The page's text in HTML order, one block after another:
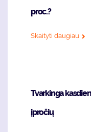
proc.?
Skaityti daugiau
Tvarkinga
įpročių